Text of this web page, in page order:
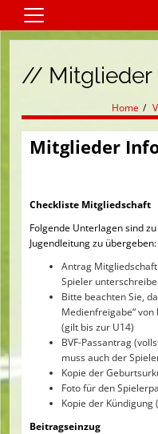
Mannschaften
Schiedsrichter
Fussballschulen
Spielplan
Terminkalender
// Mitglieder
Home
Mitglieder
Checkliste Mitgliedschaft
Folgende Unterlagen sind
Jugendleitung zu übergeben:
Antrag
Spieler
Bitte beachten Sie,
Medienfreigabe“
(gilt bis zur U14)
BVF-Passantrag
muss auch der
Kopie der
Foto für den
Kopie der Kündigung
Beitragseinzug